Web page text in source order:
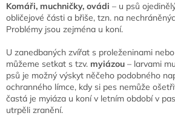
Komáři, muchničky, ovádi – u psů
obličejové části a břiše, tzn. na
Problémy jsou zejména u koní.
U zanedbaných zvířat s proleženinami
můžeme setkat s tzv. myiázou – larvami
psů je možný výskyt něčeho podobného
ochranného límce, kdy si pes nemůže
častá je myiáza u koní v letním období v
utrpěli zranění.